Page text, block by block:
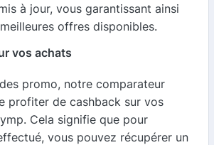
à jour, vous garantissant ainsi
offres disponibles.
vos achats
promo, notre comparateur
profiter de cashback sur vos
Cela signifie que pour
vous pouvez récupérer un